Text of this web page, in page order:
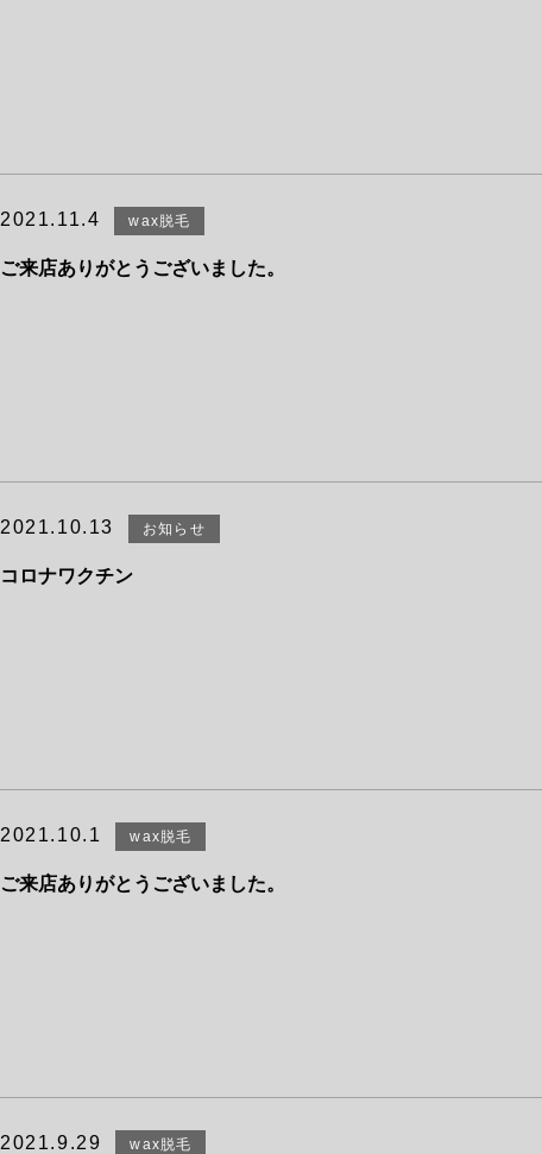
2021.11.4 wax脱毛
ご来店ありがとうございました。
2021.10.13 お知らせ
コロナワクチン
2021.10.1 wax脱毛
ご来店ありがとうございました。
2021.9.29 wax脱毛